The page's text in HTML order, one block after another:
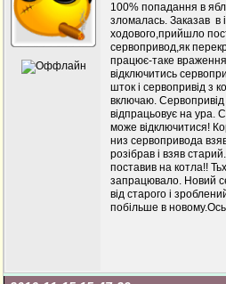
100% попадання в
зломалась. Заказав в
ходового,прийшло
сервопривод,як
працює-таке
відключитись
шток і сервопривід з
включаю.
відпрацьовує на ура.
може відключитися!
низ сервопривода
розібрав і взяв
поставив на котла!!
запрацювало. Новий
від старого і
побільше в